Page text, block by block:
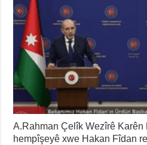
A.Rahman Çelîk Wezîrê Karên
hempîşeyê xwe Hakan Fîdan